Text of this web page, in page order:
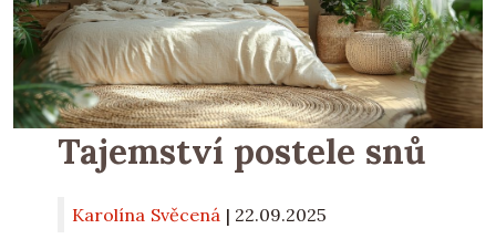
Tajemství postele snů
Karolína Svěcená | 22.09.2025